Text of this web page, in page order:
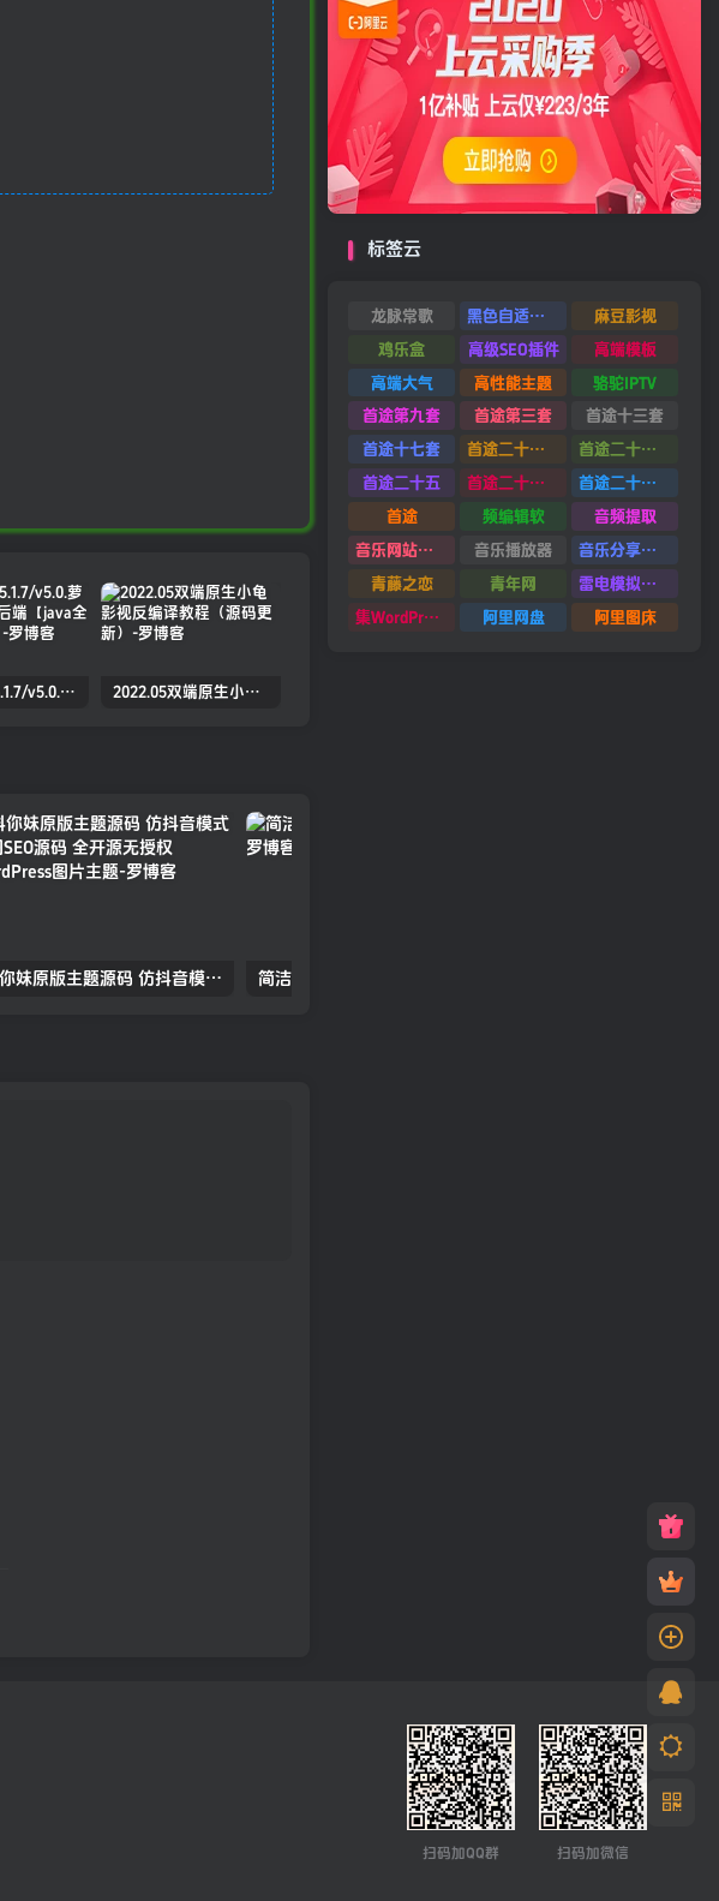
绿豆最新v5.1.7/v5.0.萝卜app源码前后端【java全开源免授权】 2022.05双端原生小龟影视反编译教程（源码更新）
抖你妹原版主题源码 仿抖音模式套图SEO源码 全开源无授权 WordPress图片主题 简洁开源导航主题—酷啦鱼主题
标签云
龙脉常歌 黑色自适应模板
麻豆影视
鸡乐盒
高级SEO插件
高端模板
高端大气
高性能主题
骆驼IPTV
首途第九套
首途第三套
首途十三套
首途十七套
首途二十四套
首途二十六套
首途二十五
首途二十二套
首途二十一套
首途
频编辑软
音频提取
音乐网站源码
音乐播放器
音乐分享平台源码
青藤之恋
青年网
雷电模拟器9.0
集WordPress集插件
阿里网盘 阿里图床
扫码加QQ群 扫码加微信